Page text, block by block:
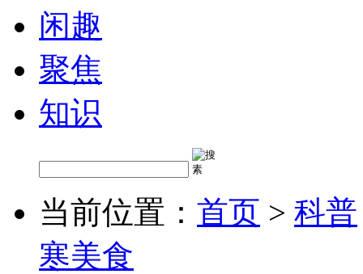
闲趣
聚焦
知识
当前位置： 首页 > 科普
寒美食